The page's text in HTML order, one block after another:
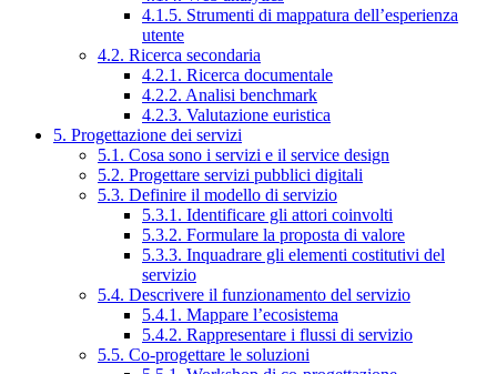
4.1.5. Strumenti di mappatura dell’esperienza
utente
4.2. Ricerca secondaria
4.2.1. Ricerca documentale
4.2.2. Analisi benchmark
4.2.3. Valutazione euristica
5. Progettazione dei servizi
5.1. Cosa sono i servizi e il service design
5.2. Progettare servizi pubblici digitali
5.3. Definire il modello di servizio
5.3.1. Identificare gli attori coinvolti
5.3.2. Formulare la proposta di valore
5.3.3. Inquadrare gli elementi costitutivi del
servizio
5.4. Descrivere il funzionamento del servizio
5.4.1. Mappare l’ecosistema
5.4.2. Rappresentare i flussi di servizio
5.5. Co-progettare le soluzioni